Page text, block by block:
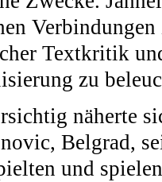
Textkritik
zu
näherte
Belgrad,
und